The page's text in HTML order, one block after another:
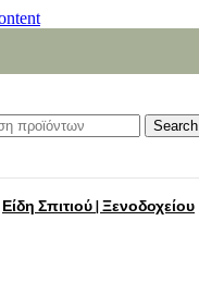
Search
Είδη Σπιτιού | Ξενοδοχείου